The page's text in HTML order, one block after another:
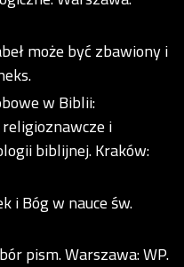
może być zbawiony i
w Biblii:
i
biblijnej. Kraków:
i Bóg w nauce św.
pism. Warszawa: WP.